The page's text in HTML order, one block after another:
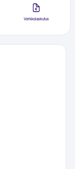
Verkkolaskutus